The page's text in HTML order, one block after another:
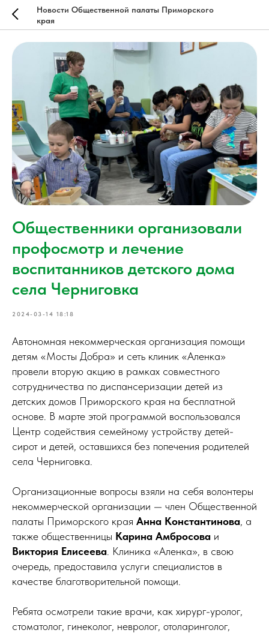
Новости Общественной палаты Приморского
края
Общественники организовали
профосмотр и лечение
воспитанников детского дома
села Черниговка
2024-03-14 18:18
Автономная некоммерческая организация помощи
детям «Мосты Добра» и сеть клиник «Аленка»
провели вторую акцию в рамках совместного
сотрудничества по диспансеризации детей из
детских домов Приморского края на бесплатной
основе. В марте этой программой воспользовался
Центр содействия семейному устройству детей-
сирот и детей, оставшихся без попечения родителей
села Черниговка.
Организационные вопросы взяли на себя волонтеры
некоммерческой организации — член Общественной
палаты Приморского края Анна Константинова, а
также общественницы Карина Амбросова и
Виктория Елисеева . Клиника «Аленка», в свою
очередь, предоставила услуги специалистов в
качестве благотворительной помощи.
Ребята осмотрели такие врачи, как хирург-уролог,
стоматолог, гинеколог, невролог, отоларинголог,